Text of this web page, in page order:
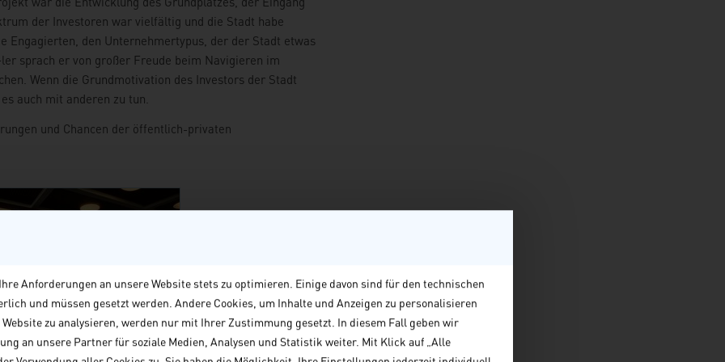
Anforderungen an unsere Website stets zu optimieren. Einige davon sind für den technischen
und müssen gesetzt werden. Andere Cookies, um Inhalte und Anzeigen zu personalisieren
zu analysieren, werden nur mit Ihrer Zustimmung gesetzt. In diesem Fall geben wir
an unsere Partner für soziale Medien, Analysen und Statistik weiter. Mit Klick auf „Alle
der Investoren war vielfältig und die Stadt habe
Engagierten, den Unternehmertypus, der der Stadt etwas
sprach er von großer Freude beim Navigieren im
Wenn die Grundmotivation des Investors der Stadt
auch mit anderen zu tun.
und Chancen der öffentlich-privaten
Wagenzik